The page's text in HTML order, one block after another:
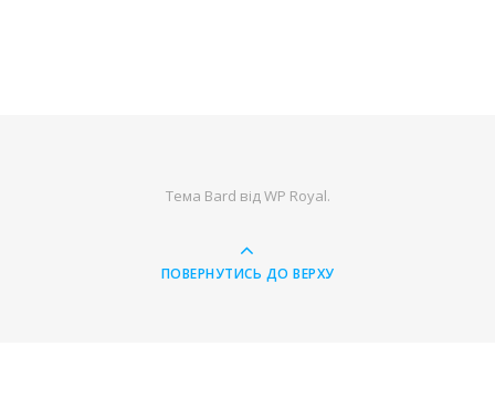
Тема Bard відWP Royal.
ПОВЕРНУТИСЬ ДО ВЕРХУ